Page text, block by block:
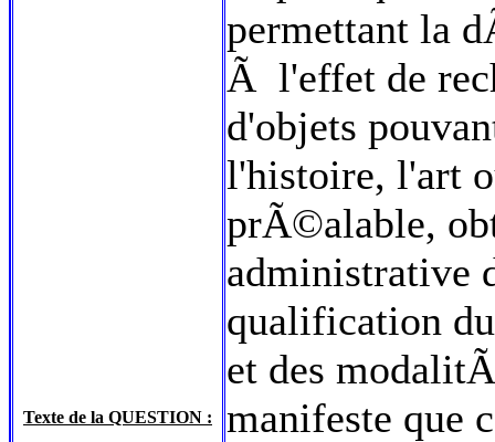
Texte de la QUESTION :
permettant la
Ã l'effet de
d'objets
l'histoire, l'art
prÃ©alable,
administrative
qualification
et des
manifeste que